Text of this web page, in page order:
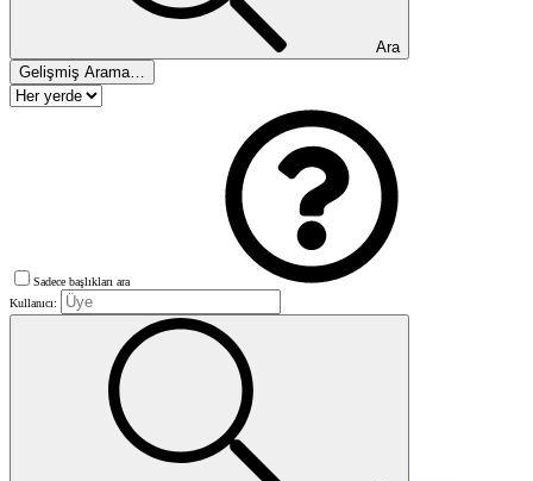
Ara
Gelişmiş Arama…
Sadece başlıkları ara
Kullanıcı: